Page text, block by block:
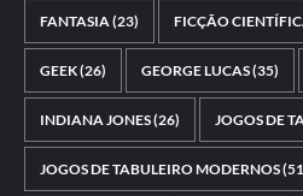
FANTASIA(23) FICÇÃO
GEEK(26) GEORGE LUCAS(35)
INDIANA JONES(26) JOGOS DE
JOGOS DE TABULEIRO MODERNOS